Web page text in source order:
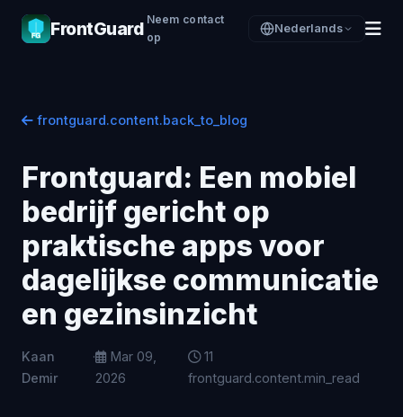
FrontGuard Neem contact
op
Nederlands
frontguard.content.back_to_blog
Frontguard: Een mobiel
bedrijf gericht op
praktische apps voor
dagelijkse communicatie
en gezinsinzicht
Kaan
Demir
·
Mar 09,
2026
11
frontguard.content.min_read